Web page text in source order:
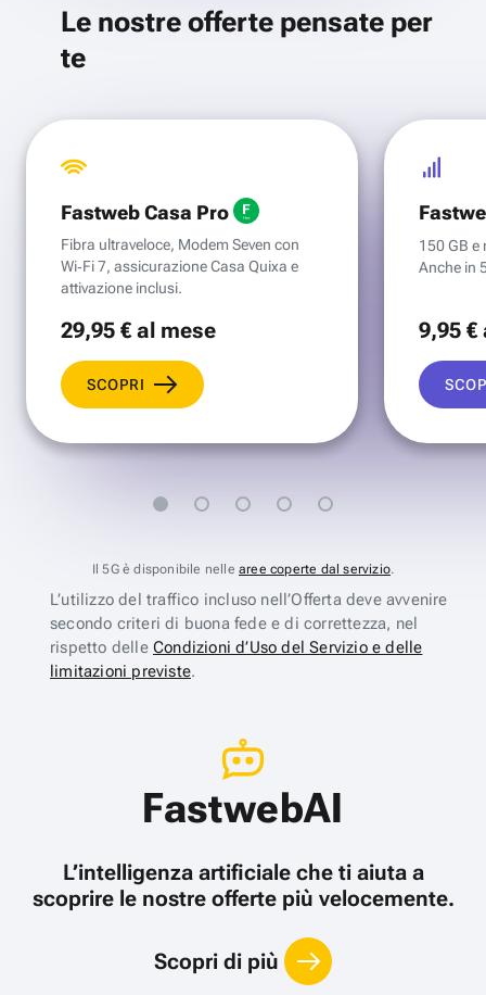
Le nostre offerte pensate per
te
Fastweb Casa Pro
Fibra ultraveloce, Modem Seven con
Wi‑Fi 7, assicurazione Casa Quixa e
attivazione inclusi.
29,95 €al mese
SCOPRI
150 GB e
Anche in
9,95 €
Il 5G è disponibile nelle aree coperte dal servizio.
L’utilizzo del traffico incluso nell’Offerta deve avvenire
secondo criteri di buona fede e di correttezza, nel
rispetto delle Condizioni d’Uso del Servizio e delle
limitazioni previste.
FastwebAI
L’intelligenza artificiale che ti aiuta a
scoprire le nostre offerte più velocemente.
Scopri di più